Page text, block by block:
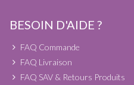
BESOIN D'AIDE ?
FAQ Commande
FAQ Livraison
FAQ SAV & Retours Produits